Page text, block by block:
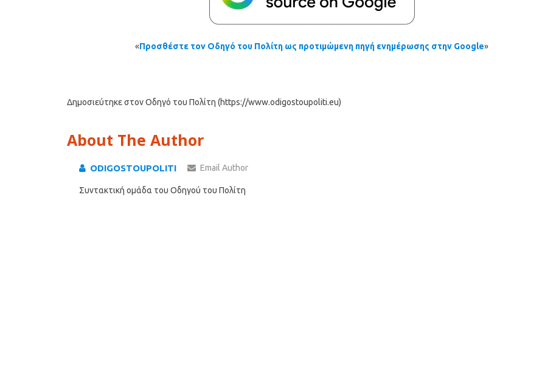
«Προσθέστε τον Οδηγό του Πολίτη ως προτιμώμενη πηγή ενημέρωσης στην Google»
Δημοσιεύτηκε στον Οδηγό του Πολίτη (https://www.odigostoupoliti.eu)
About The Author
ODIGOSTOUPOLITI Email Author
Συντακτική ομάδα του Οδηγού του Πολίτη